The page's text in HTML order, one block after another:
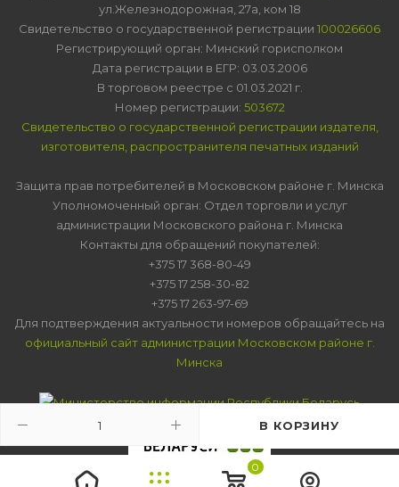
В КОРЗИНУ
0
ул.Железнодорожная, 27а, ком 18
Свидетельство о государственной регистрации 100026606
Регистрирующий орган: Минский горисполком
Дата регистрации в ЕГР: 03.03.2006
В торговом реестре с 01.03.2021 г.
Номер регистрации: 503672
Свидетельство о государственной регистрации издателя,
изготовителя, распространителя печатных изданий
Защита прав потребителей в Московском районе г. Минска
Уполномоченный орган: Отдел торговли и услуг
администрации Московского района г. Минска
Контакты для обращений покупателей:
+375 17 368-80-49
+375 17 258-30-82
+375 17 263-97-69
Для подтверждения актуальности номеров обращайтесь на
официальный сайт администрации Московском районе г.
Минска